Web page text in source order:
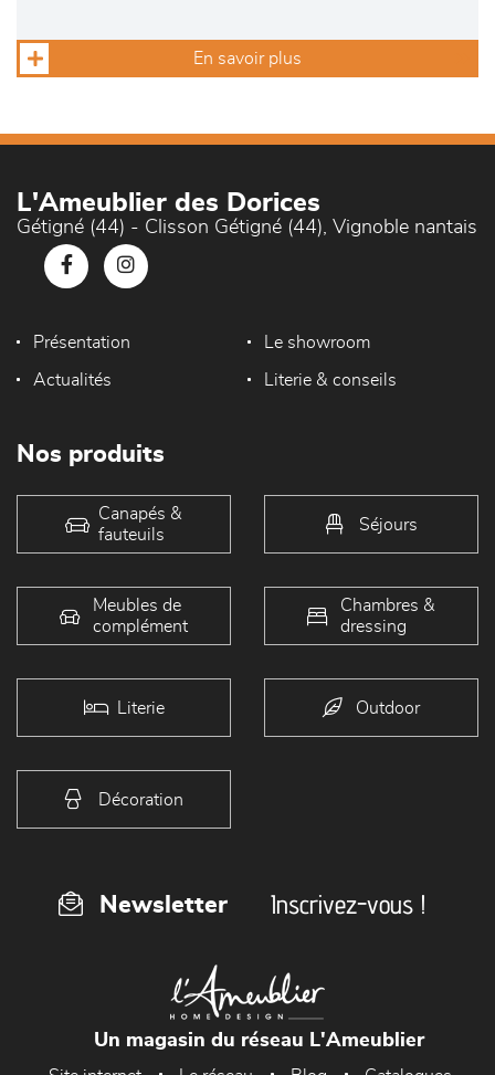
En savoir plus
L'Ameublier des Dorices
Gétigné (44) - Clisson Gétigné (44), Vignoble nantais
Présentation Le showroom
Actualités Literie & conseils
Nos produits
Canapés &
fauteuils
Séjours
Meubles de
complément
Chambres &
dressing
Literie Outdoor
Décoration
Newsletter Inscrivez-vous !
Un magasin du réseau L'Ameublier